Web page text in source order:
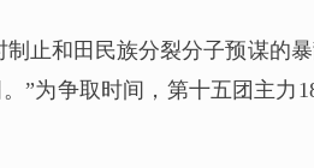
制止和田民族分裂分子预谋的
”为争取时间，第十五团主